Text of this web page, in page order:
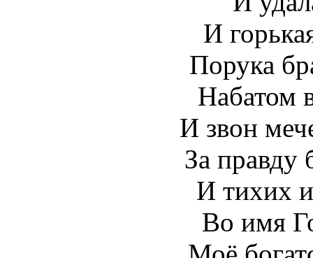
И
Порука
Набатом
И звон
За правду
И тихих
Во имя